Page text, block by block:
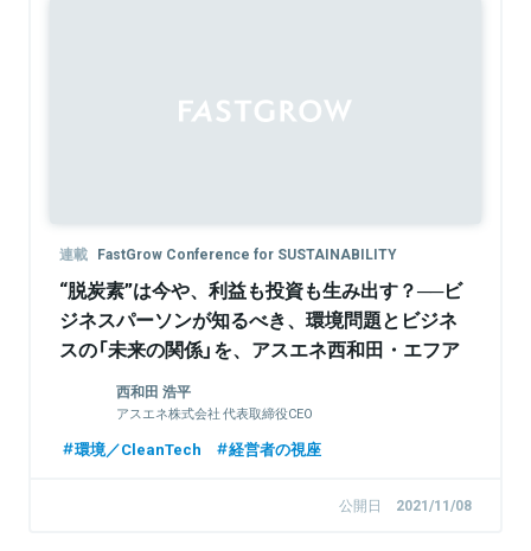
連載 FastGrow Conference for SUSTAINABILITY
“脱炭素”は今や、利益も投資も生み出す？──ビ
ジネスパーソンが知るべき、環境問題とビジネ
スの「未来の関係」を、アスエネ西和田・エフア
イシーシー森に聞く
西和田 浩平
アスエネ株式会社 代表取締役CEO
環境／CleanTech 経営者の視座
公開日 2021/11/08